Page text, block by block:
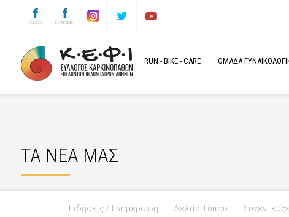
RUN - BIKE - CARE ΟΜΑΔΑ
ΤΑ ΝΕΑ ΜΑΣ
Ειδήσεις / Ενημέρωση Δελτία Τύπου